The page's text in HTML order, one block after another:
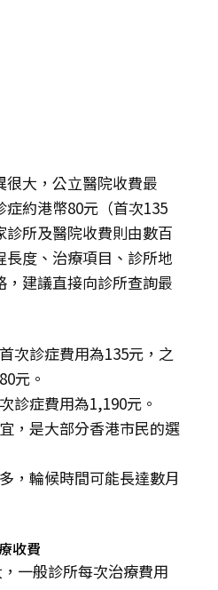
大，公立醫院收費最
約港幣80元（首次135
所及醫院收費則由數百
度、治療項目、診所地
建議直接向診所查詢最
次診症費用為135元，之
元。
診症費用為1,190元。
，是大部分香港市民的選
，輪候時間可能長達數月
收費
一般診所每次治療費用